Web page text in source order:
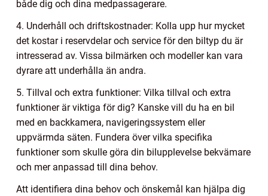
både dig och dina medpassagerare.
4. Underhåll och driftskostnader: Kolla upp hur mycket
det kostar i reservdelar och service för den biltyp du är
intresserad av. Vissa bilmärken och modeller kan vara
dyrare att underhålla än andra.
5. Tillval och extra funktioner: Vilka tillval och extra
funktioner är viktiga för dig? Kanske vill du ha en bil
med en backkamera, navigeringssystem eller
uppvärmda säten. Fundera över vilka specifika
funktioner som skulle göra din bilupplevelse bekvämare
och mer anpassad till dina behov.
Att identifiera dina behov och önskemål kan hjälpa dig